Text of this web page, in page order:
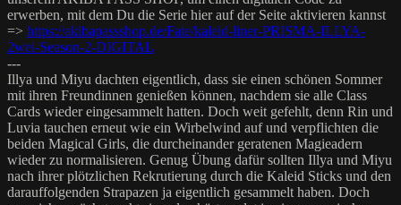
erwerben, mit dem Du die Serie hier auf der Seite aktivieren kannst
=> https://akibapassshop.de/Fate/kaleid-liner-PRISMA-ILLYA-
2wei-Season-2-DIGITAL
---
Illya und Miyu dachten eigentlich, dass sie einen schönen Sommer
mit ihren Freundinnen genießen können, nachdem sie alle Class
Cards wieder eingesammelt hatten. Doch weit gefehlt, denn Rin und
Luvia tauchen erneut wie ein Wirbelwind auf und verpflichten die
beiden Magical Girls, die durcheinander geratenen Magieadern
wieder zu normalisieren. Genug Übung dafür sollten Illya und Miyu
nach ihrer plötzlichen Rekrutierung durch die Kaleid Sticks und den
darauffolgenden Strapazen ja eigentlich gesammelt haben. Doch